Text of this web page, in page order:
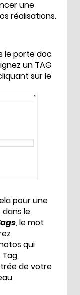
une
réalisations.
le porte doc
un TAG
sur le
pour une
dans le
, le mot
qui
de votre